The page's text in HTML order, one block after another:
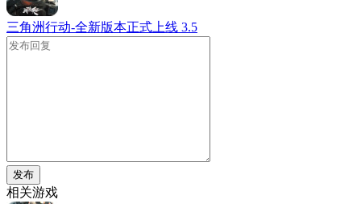
三角洲行动-全新版本正式上线 3.5
发布
相关游戏